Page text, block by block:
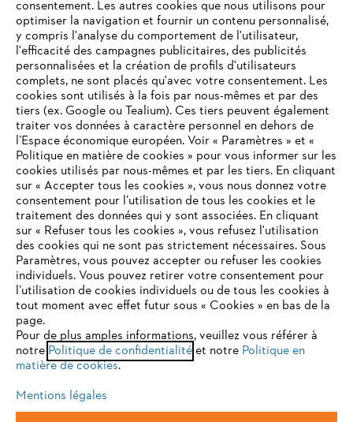
L'Entreprise
STIHL FAQ
Contact
Politique de protection des données
Mentions légales Utilisation des cookies
VOTRE NAVIGATEUR INTERNET
N'EST PLUS PRIS EN CHARGE
Vous utilisez un navigateur Internet que nous ne prenons plus
en charge, et certaines fonctionnalités de notre site ne
peuvent fonctionner correctement. Pour une utilisation
optimale de notre site, nous vous recommandons de passer à
l'un des navigateurs suivants :
firefox chrome
consentement. Les autres cookies que nous utilisons pour
optimiser la navigation et fournir un contenu personnalisé,
y compris l'analyse du comportement de l'utilisateur,
l'efficacité des campagnes publicitaires, des publicités
personnalisées et la création de profils d'utilisateurs
complets, ne sont placés qu'avec votre consentement. Les
cookies sont utilisés à la fois par nous-mêmes et par des
tiers (ex. Google ou Tealium). Ces tiers peuvent également
traiter vos données à caractère personnel en dehors de
l’Espace économique européen. Voir « Paramètres » et «
Politique en matière de cookies » pour vous informer sur les
cookies utilisés par nous-mêmes et par les tiers. En cliquant
sur « Accepter tous les cookies », vous nous donnez votre
consentement pour l’utilisation de tous les cookies et le
traitement des données qui y sont associées. En cliquant
sur « Refuser tous les cookies », vous refusez l'utilisation
des cookies qui ne sont pas strictement nécessaires. Sous
Paramètres, vous pouvez accepter ou refuser les cookies
individuels. Vous pouvez retirer votre consentement pour
l’utilisation de cookies individuels ou de tous les cookies à
tout moment avec effet futur sous « Cookies » en bas de la
page.
Pour de plus amples informations, veuillez vous référer à
notre Politique de confidentialitéet notre Politique en
matière de cookies.
Mentions légales